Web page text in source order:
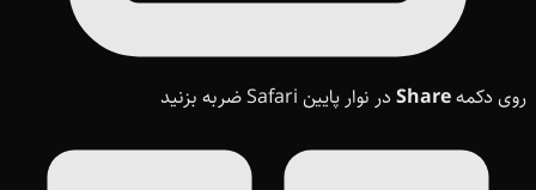
روی دکمهShare در نوار پایین Safari ضربه بزنید